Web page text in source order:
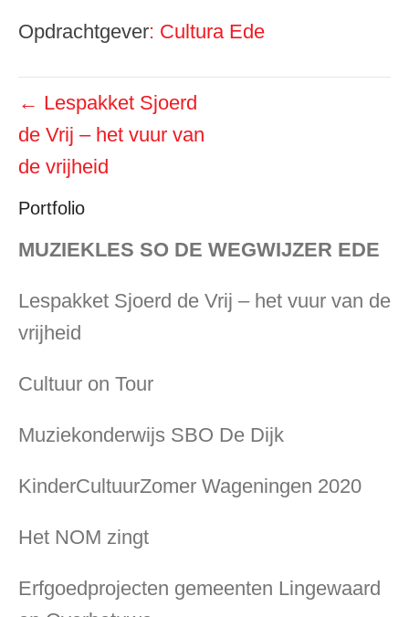
Opdrachtgever: Cultura Ede
Bericht
navigatie
← Lespakket Sjoerd
de Vrij – het vuur van
de vrijheid
Portfolio
MUZIEKLES SO DE WEGWIJZER EDE
Lespakket Sjoerd de Vrij – het vuur van de
vrijheid
Cultuur on Tour
Muziekonderwijs SBO De Dijk
KinderCultuurZomer Wageningen 2020
Het NOM zingt
Erfgoedprojecten gemeenten Lingewaard